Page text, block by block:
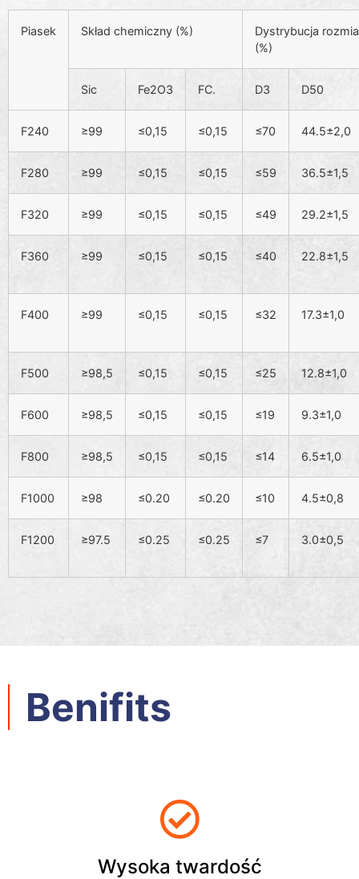
Piasek Skład chemiczny (%)
Dystrybucja
(%)
Sic Fe2O3 FC. D3 D50
F240 ≥99 ≤0,15 ≤0,15 ≤70 44.5±2,0
F280 ≥99 ≤0,15 ≤0,15 ≤59 36.5±1,5
F320 ≥99 ≤0,15 ≤0,15 ≤49 29.2±1,5
F360 ≥99 ≤0,15 ≤0,15 ≤40 22.8±1,5
F400 ≥99 ≤0,15 ≤0,15 ≤32 17.3±1,0
F500 ≥98,5 ≤0,15 ≤0,15 ≤25 12.8±1,0
F600 ≥98,5 ≤0,15 ≤0,15 ≤19 9.3±1,0
F800 ≥98,5 ≤0,15 ≤0,15 ≤14 6.5±1,0
F1000 ≥98 ≤0.20 ≤0.20 ≤10 4.5±0,8
F1200 ≥97.5 ≤0.25 ≤0.25 ≤7 3.0±0,5
Benifits
Wysoka twardość